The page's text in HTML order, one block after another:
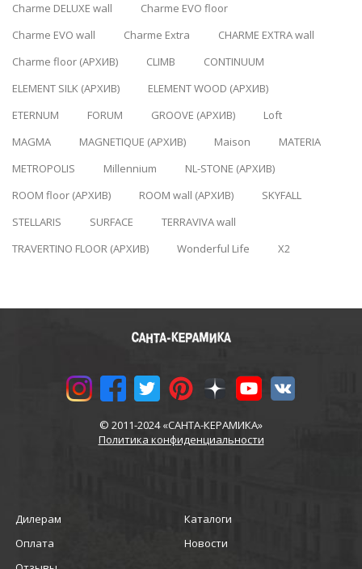
Charme DELUXE wall
Charme EVO floor
Charme EVO wall
Charme Extra
CHARME EXTRA wall
Charme floor (АРХИВ)
CLIMB
CONTINUUM
ELEMENT SILK (АРХИВ)
ELEMENT WOOD (АРХИВ)
ETERNUM
FORUM GROOVE (АРХИВ)
Loft
MAGMA
MAGNETIQUE (АРХИВ) Maison
MATERIA
METROPOLIS
Millennium
NL-STONE (АРХИВ)
ROOM floor (АРХИВ)
ROOM wall (АРХИВ)
SKYFALL
STELLARIS
SURFACE
TERRAVIVA wall
TRAVERTINO FLOOR (АРХИВ)
Wonderful Life X2
© 2011-2024 «САНТА-КЕРАМИКА»
Политика конфиденциальности
Дилерам
Каталоги
Оплата
Новости